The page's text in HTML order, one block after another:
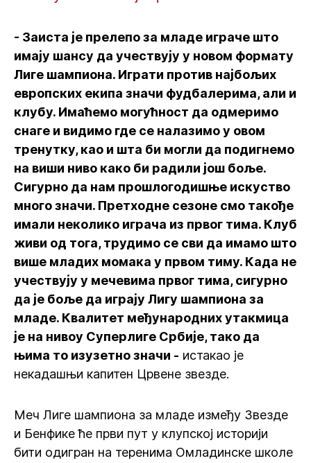
- Заиста је прелепо за младе играче што
имају шансу да учествују у новом формату
Лиге шампиона. Играти против најбољих
европских екипа значи фудбалерима, али и
клубу. Имаћемо могућност да одмеримо
снаге и видимо где се налазимо у овом
тренутку, као и шта би могли да подигнемо
на виши ниво како би радили још боље.
Сигурно да нам прошлогодишње искуство
много значи. Претходне сезоне смо такође
имали неколико играча из првог тима. Клуб
живи од тога, трудимо се сви да имамо што
више младих момака у првом тиму. Када не
учествују у мечевима првог тима, сигурно
да је боље да играју Лигу шампиона за
младе. Квалитет међународних утакмица
је на нивоу Суперлиге Србије, тако да
њима то изузетно значи - истакао је
некадашњи капитен Црвене звезде.
Меч Лиге шампиона за младе између Звезде
и Бенфике ће први пут у клупској историји
бити одигран на теренима Омладинске школе